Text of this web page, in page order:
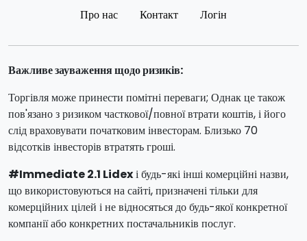
Про нас Контакт Логін
Важливе зауваження щодо ризиків:
Торгівля може принести помітні переваги; Однак це також
пов'язано з ризиком часткової/повної втрати коштів, і його
слід враховувати початковим інвесторам. Близько 70
відсотків інвесторів втратять гроші.
#Immediate 2.1 Lidexі будь-які інші комерційні назви,
що використовуються на сайті, призначені тільки для
комерційних цілей і не відносяться до будь-якої конкретної
компанії або конкретних постачальників послуг.